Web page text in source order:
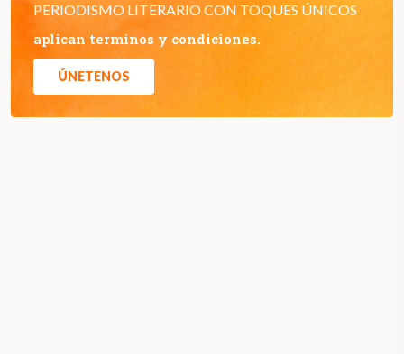
PERIODISMO LITERARIO CON TOQUES ÚNICOS
aplican terminos y condiciones.
ÚNETENOS